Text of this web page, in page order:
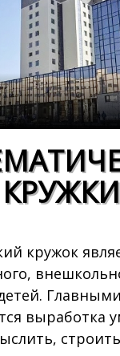
КРУЖКИ
кружок
выработка
строить